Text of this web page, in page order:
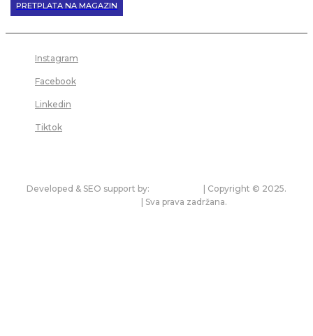
PRETPLATA NA MAGAZIN
Instagram
Facebook
Linkedin
Tiktok
Developed & SEO support by:
| Copyright © 2025.
| Sva prava zadržana.